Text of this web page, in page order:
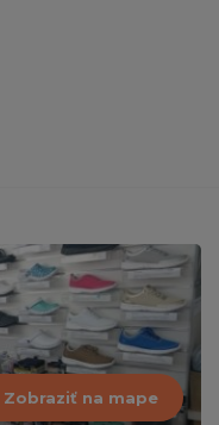
Zobraziť na mape